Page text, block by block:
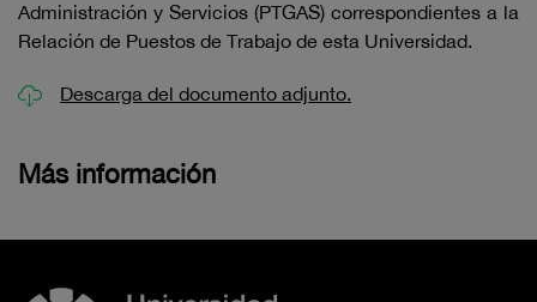
Administración y Servicios (PTGAS) correspondientes a la
Relación de Puestos de Trabajo de esta Universidad.
Descarga del documento adjunto.
Más información